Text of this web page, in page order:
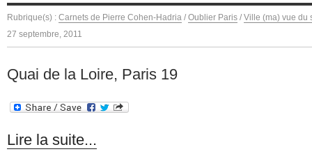
Rubrique(s) : Carnets de Pierre Cohen-Hadria / Oublier Paris / Ville (ma) vue du
27 septembre, 2011
Quai de la Loire, Paris 19
Lire la suite...